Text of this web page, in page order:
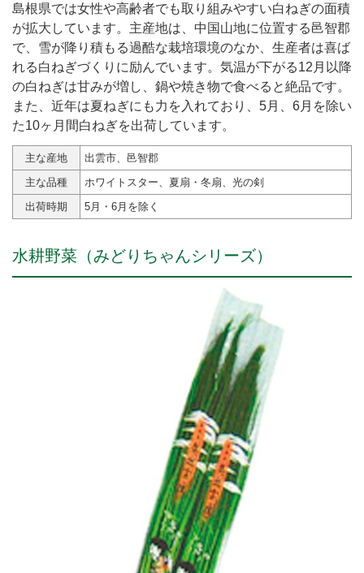
島根県では女性や高齢者でも取り組みやすい白ねぎの面積
が拡大しています。主産地は、中国山地に位置する邑智郡
で、雪が降り積もる過酷な栽培環境のなか、生産者は喜ば
れる白ねぎづくりに励んでいます。気温が下がる12月以降
の白ねぎは甘みが増し、鍋や焼き物で食べると絶品です。
また、近年は夏ねぎにも力を入れており、5月、6月を除い
た10ヶ月間白ねぎを出荷しています。
主な産地
出雲市、邑智郡
主な品種
ホワイトスター、夏扇・冬扇、光の剣
出荷時期
5月・6月を除く
水耕野菜（みどりちゃんシリーズ）